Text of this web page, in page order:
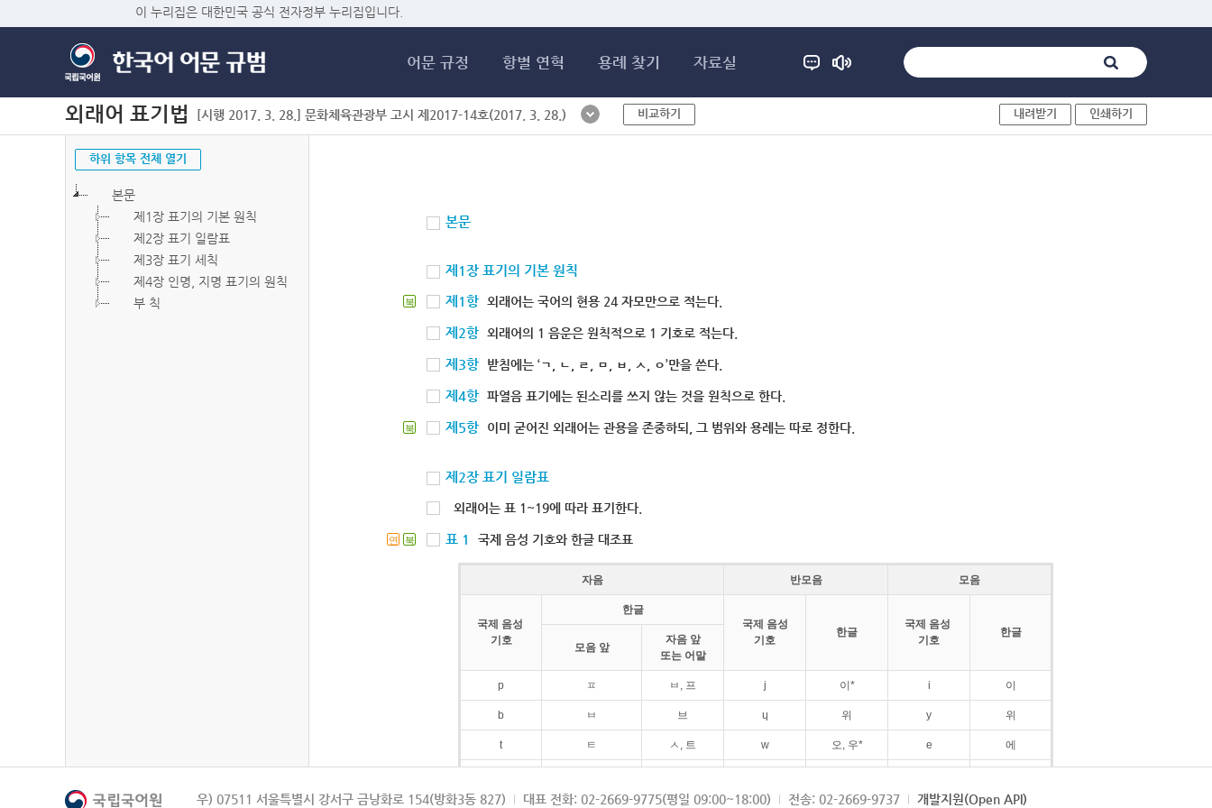
이 누리집은 대한민국 공식 전자정부 누리집입니다.
어문 규정 항별 연혁 용례 찾기 자료실
외래어 표기법 [시행 2017. 3. 28.] 문화체육관광부 고시 제2017-14호(2017. 3. 28.) 비교하기 내려받기 인쇄하기
하위 항목 전체 열기
본문
제1장 표기의 기본 원칙
제2장 표기 일람표
제3장 표기 세칙
제4장 인명, 지명 표기의 원칙
부 칙
본문
제1장 표기의 기본 원칙
북 제1항 외래어는 국어의 현용 24 자모만으로 적는다.
제2항 외래어의 1 음운은 원칙적으로 1 기호로 적는다.
제3항 받침에는 ‘ㄱ, ㄴ, ㄹ, ㅁ, ㅂ, ㅅ, ㅇ’만을 쓴다.
제4항 파열음 표기에는 된소리를 쓰지 않는 것을 원칙으로 한다.
북 제5항 이미 굳어진 외래어는 관용을 존중하되, 그 범위와 용례는 따로 정한다.
제2장 표기 일람표
외래어는 표 1~19에 따라 표기한다.
연 북 표 1 국제 음성 기호와 한글 대조표
자음 반모음 모음
국제 음성
기호
한글
국제 음성
기호
한글
국제 음성
기호
한글
모음 앞
자음 앞
또는 어말
p ㅍ ㅂ, 프 j 이* i 이
b ㅂ 브 ɥ 위 y 위
t ㅌ ㅅ, 트 w 오, 우* e 에
k ㅋ ㄱ, 크 ɛ 에
우) 07511 서울특별시 강서구 금낭화로 154(방화3동 827) 대표 전화: 02-2669-9775(평일 09:00~18:00) 전송: 02-2669-9737 개발지원(Open API)